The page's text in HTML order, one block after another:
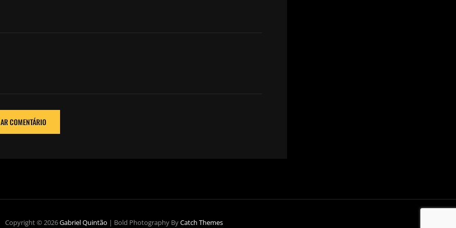
Copyright © 2026Gabriel Quintão | Bold Photography ByCatch Themes